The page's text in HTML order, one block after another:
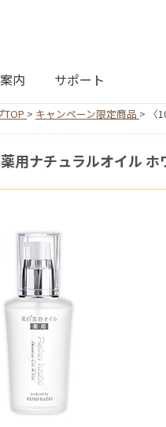
内 サポート
TOP > キャンペーン限定商品 > 〈
用ナチュラルオイル ホ